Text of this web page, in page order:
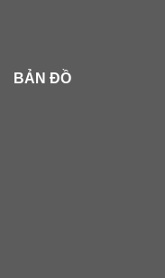
BẢN ĐỒ